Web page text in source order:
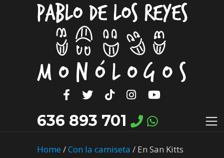
636 893 701
Home/Con la camiseta / En San Kitts